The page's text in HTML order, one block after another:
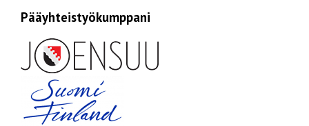
Pääyhteistyökumppani